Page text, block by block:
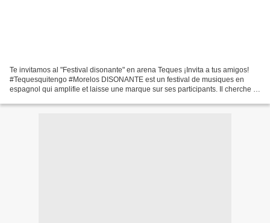
Te invitamos al "Festival disonante" en arena Teques ¡Invita a tus amigos!
#Tequesquitengo #Morelos DISONANTE est un festival de musiques en
espagnol qui amplifie et laisse une marque sur ses participants. Il cherche à